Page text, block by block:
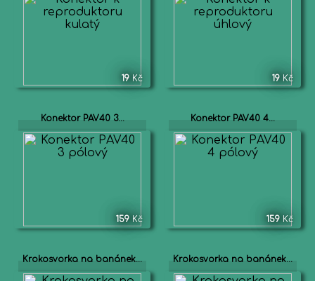
19 Kč 19 Kč
Konektor PAV40 3...
159 Kč
Konektor PAV40 4...
159 Kč
Krokosvorka na banánek... Krokosvorka na banánek...